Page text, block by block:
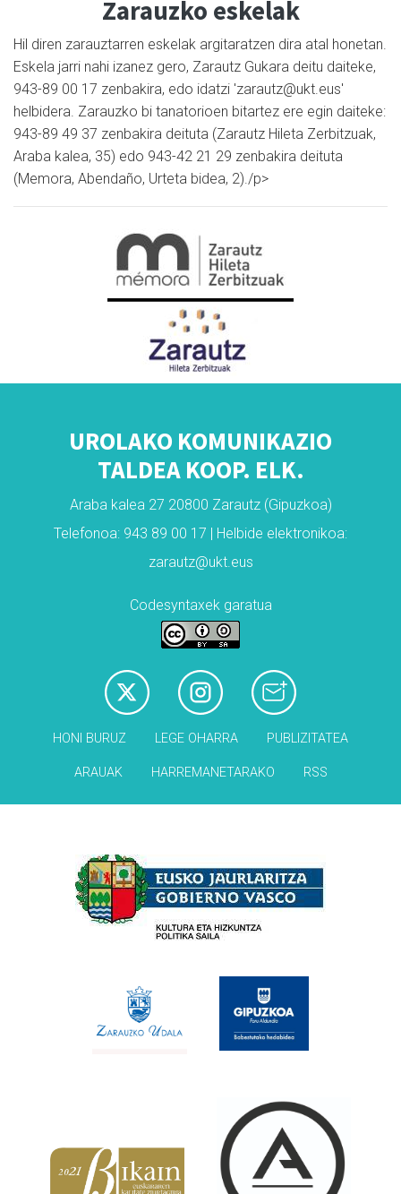
Zarauzko eskelak
Hil diren zarauztarren eskelak argitaratzen dira atal honetan.
Eskela jarri nahi izanez gero, Zarautz Gukara deitu daiteke,
943-89 00 17 zenbakira, edo idatzi 'zarautz@ukt.eus'
helbidera. Zarauzko bi tanatorioen bitartez ere egin daiteke:
943-89 49 37 zenbakira deituta (Zarautz Hileta Zerbitzuak,
Araba kalea, 35) edo 943-42 21 29 zenbakira deituta
(Memora, Abendaño, Urteta bidea, 2)./p>
UROLAKO KOMUNIKAZIO
TALDEA KOOP. ELK.
Araba kalea 27 20800 Zarautz (Gipuzkoa)
Telefonoa: 943 89 00 17 | Helbide elektronikoa:
zarautz@ukt.eus
Codesyntaxek garatua
HONI BURUZ LEGE OHARRA PUBLIZITATEA
ARAUAK HARREMANETARAKO RSS